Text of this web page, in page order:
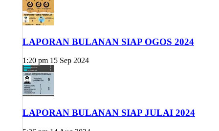
LAPORAN BULANAN SIAP OGOS 2024
1:20 pm 15 Sep 2024
LAPORAN BULANAN SIAP JULAI 2024